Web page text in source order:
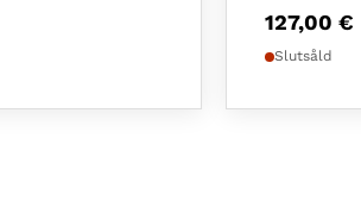
127,00 €
Slutsåld